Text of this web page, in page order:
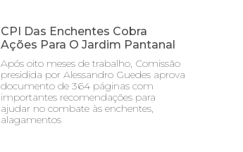
CPI Das Enchentes Cobra
Ações Para O Jardim Pantanal
Após oito meses de trabalho, Comissão
presidida por Alessandro Guedes aprova
documento de 364 páginas com
importantes recomendações para
ajudar no combate às enchentes,
alagamentos